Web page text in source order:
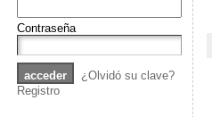
Contraseña
¿Olvidó su clave?
Registro